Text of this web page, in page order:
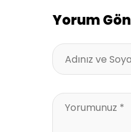
Yorum